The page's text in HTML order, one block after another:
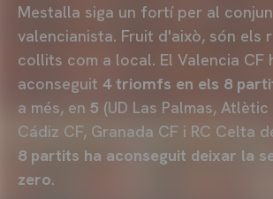
Mestalla siga un fortí per al
valencianista. Fruit d'això, són els
collits com a local. El Valencia CF
aconseguit 4 triomfs en els 8
a més, en 5 (UD Las Palmas,
Cádiz CF, Granada CF i RC Celta
8 partits ha aconseguit deixar la
zero.